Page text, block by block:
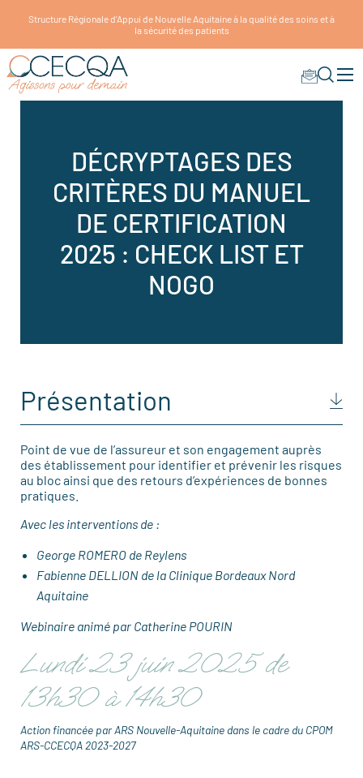
Structure Régionale d'Appui de Nouvelle Aquitaine à la qualité des soins et à
la sécurité des patients
DÉCRYPTAGES DES
CRITÈRES DU MANUEL
DE CERTIFICATION
2025 : CHECK LIST ET
NOGO
Présentation
Point de vue de l’assureur et son engagement auprès
des établissement pour identifier et prévenir les risques
au bloc ainsi que des retours d’expériences de bonnes
pratiques.
Avec les interventions de :
George ROMERO de Reylens
Fabienne DELLION de la Clinique Bordeaux Nord
Aquitaine
Webinaire animé par Catherine POURIN
Lundi 23 juin 2025 de
13h30 à 14h30
Action financée par ARS Nouvelle-Aquitaine dans le cadre du CPOM
ARS-CCECQA 2023-2027